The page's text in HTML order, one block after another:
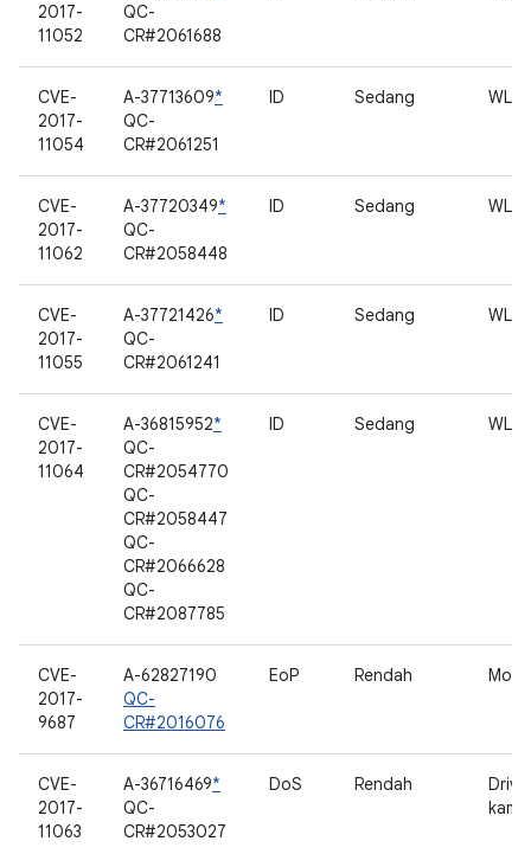
2017-
11052
QC-
CR#2061688
CVE-
2017-
11054
A-37713609*
QC-
CR#2061251
ID Sedang
CVE-
2017-
11062
A-37720349*
QC-
CR#2058448
ID Sedang
CVE-
2017-
11055
A-37721426*
QC-
CR#2061241
ID Sedang
CVE-
2017-
11064
A-36815952*
QC-
CR#2054770
QC-
CR#2058447
QC-
CR#2066628
QC-
CR#2087785
ID Sedang
CVE-
2017-
9687
A-62827190
QC-
CR#2016076
EoP Rendah
CVE-
2017-
11063
A-36716469*
QC-
CR#2053027
DoS Rendah